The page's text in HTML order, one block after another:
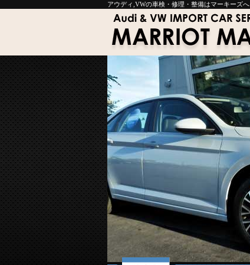
アウディ,VWの車検・修理・整備はマーキーズへ